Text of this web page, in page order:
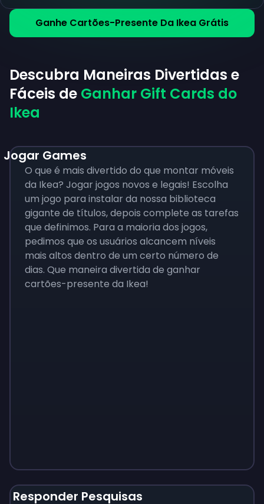
Ganhe Cartões-Presente Da Ikea Grátis
Descubra Maneiras Divertidas e
Fáceis de Ganhar Gift Cards do
Ikea
Jogar Games
O que é mais divertido do que montar móveis
da Ikea? Jogar jogos novos e legais! Escolha
um jogo para instalar da nossa biblioteca
gigante de títulos, depois complete as tarefas
que definimos. Para a maioria dos jogos,
pedimos que os usuários alcancem níveis
mais altos dentro de um certo número de
dias. Que maneira divertida de ganhar
cartões-presente da Ikea!
Responder Pesquisas